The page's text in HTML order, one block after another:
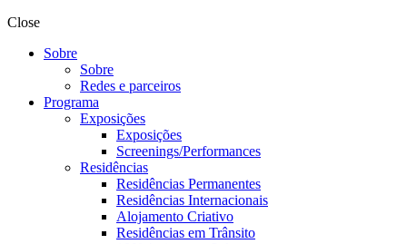
Close
Sobre
Sobre
Redes e parceiros
Programa
Exposições
Exposições
Screenings/Performances
Residências
Residências Permanentes
Residências Internacionais
Alojamento Criativo
Residências em Trânsito